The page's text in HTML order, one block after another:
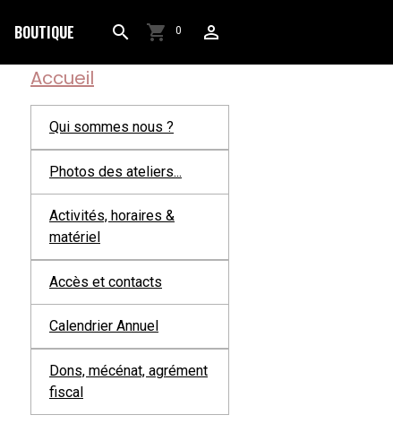
BOUTIQUE 0
Accueil
Qui sommes nous ?
Photos des ateliers...
Activités, horaires &
matériel
Accès et contacts
Calendrier Annuel
Dons, mécénat, agrément
fiscal